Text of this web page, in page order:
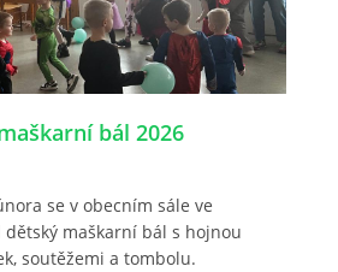
bál 2026
se v obecním sále ve
maškarní bál s hojnou
soutěžemi a tombolu.